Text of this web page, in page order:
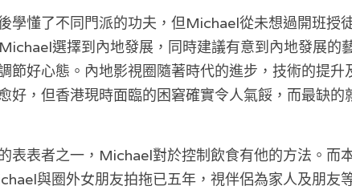
學懂了不同門派的功夫，但Michael從未想過開班授
選擇到內地發展，同時建議有意到內地發展的
節好心態。內地影視圈隨著時代的進步，技術的提升
好，但香港現時面臨的困窘確實令人氣餒，而最缺的
表表者之一，Michael對於控制飲食有他的方法。而
與圈外女朋友拍拖已五年，視伴侶為家人及朋友